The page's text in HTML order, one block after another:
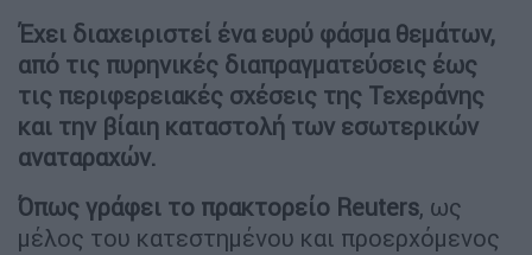
Έχει διαχειριστεί ένα ευρύ φάσμα θεμάτων,
από τις πυρηνικές διαπραγματεύσεις έως
τις περιφερειακές σχέσεις της Τεχεράνης
και την βίαιη καταστολή των εσωτερικών
αναταραχών.
Όπως γράφει το πρακτορείο Reuters, ως
μέλος του κατεστημένου και προερχόμενος